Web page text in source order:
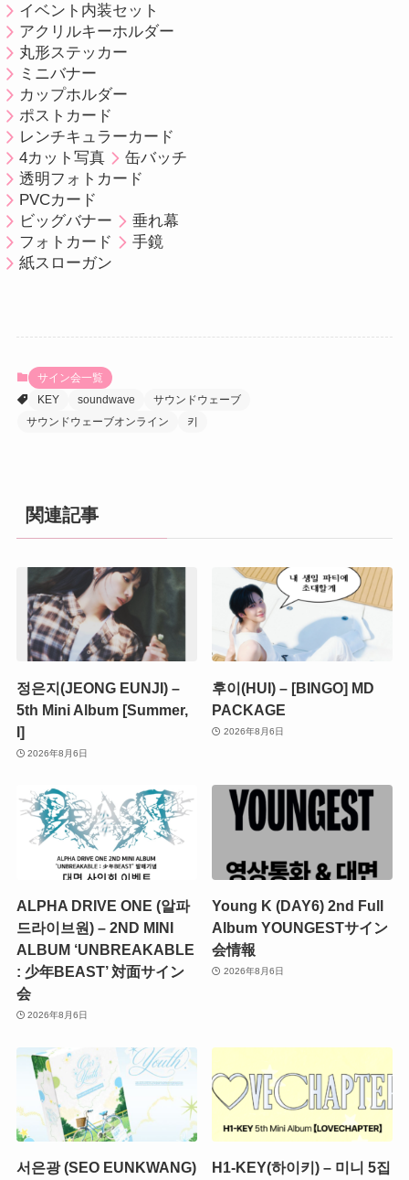
イベント内装セット
アクリルキーホルダー
丸形ステッカー
ミニバナー
カップホルダー
ポストカード
レンチキュラーカード
4カット写真
缶バッチ
透明フォトカード
PVCカード
ビッグバナー
垂れ幕
フォトカード
手鏡
紙スローガン
サイン会一覧
KEY
soundwave
サウンドウェーブ
サウンドウェーブオンライン
키
関連記事
정은지(JEONG EUNJI) –
5th Mini Album [Summer,
I]
2026年8月6日
후이(HUI) – [BINGO] MD
PACKAGE
2026年8月6日
ALPHA DRIVE ONE (알파
드라이브원) – 2ND MINI
ALBUM ‘UNBREAKABLE
: 少年BEAST’ 対面サイン
会
2026年8月6日
Young K (DAY6) 2nd Full
Album YOUNGESTサイン
会情報
2026年8月6日
서은광 (SEO EUNKWANG)
H1-KEY(하이키) – 미니 5집